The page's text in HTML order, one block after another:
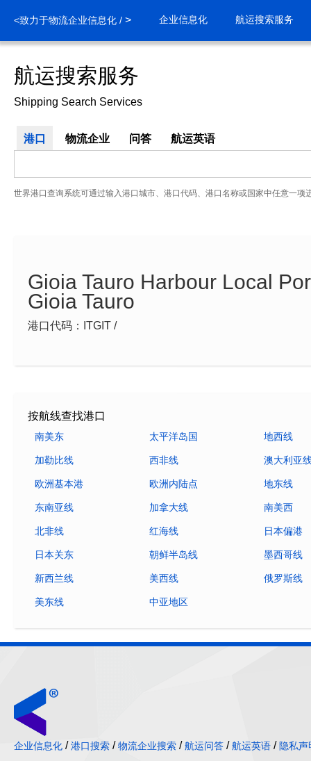
<致力于物流企业信息化 / > 企业信息化 航运搜索服务
航运搜索服务
Shipping Search Services
港口 物流企业 问答 航运英语
世界港口查询系统可通过输入港口城市、港口代码、港口名称或国家中任意一项
Gioia Tauro Harbour Local
Gioia Tauro
港口代码：ITGIT /
按航线查找港口
南美东 太平洋岛国 地西线
加勒比线 西非线 澳大利亚
欧洲基本港 欧洲内陆点 地东线
东南亚线 加拿大线 南美西
北非线 红海线 日本偏港
日本关东 朝鲜半岛线 墨西哥线
新西兰线 美西线 俄罗斯线
美东线 中亚地区
企业信息化 /港口搜索 /物流企业搜索 /航运问答 /航运英语 / 隐私声